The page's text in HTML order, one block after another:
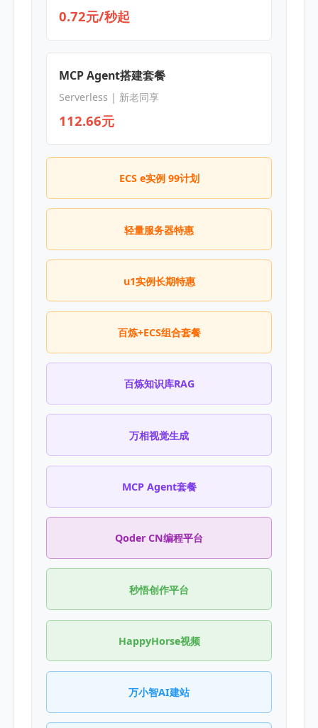
0.72元/秒起
MCP Agent搭建套餐
Serverless | 新老同享
112.66元
ECS e实例 99计划
轻量服务器特惠
u1实例长期特惠
百炼+ECS组合套餐
百炼知识库RAG
万相视觉生成
MCP Agent套餐
Qoder CN编程平台
秒悟创作平台
HappyHorse视频
万小智AI建站